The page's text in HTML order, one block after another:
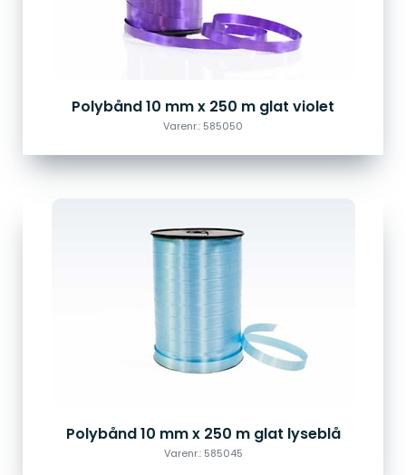
Polybånd 10 mm x 250 m glat violet
Varenr.: 585050
Polybånd 10 mm x 250 m glat lyseblå
Varenr.: 585045